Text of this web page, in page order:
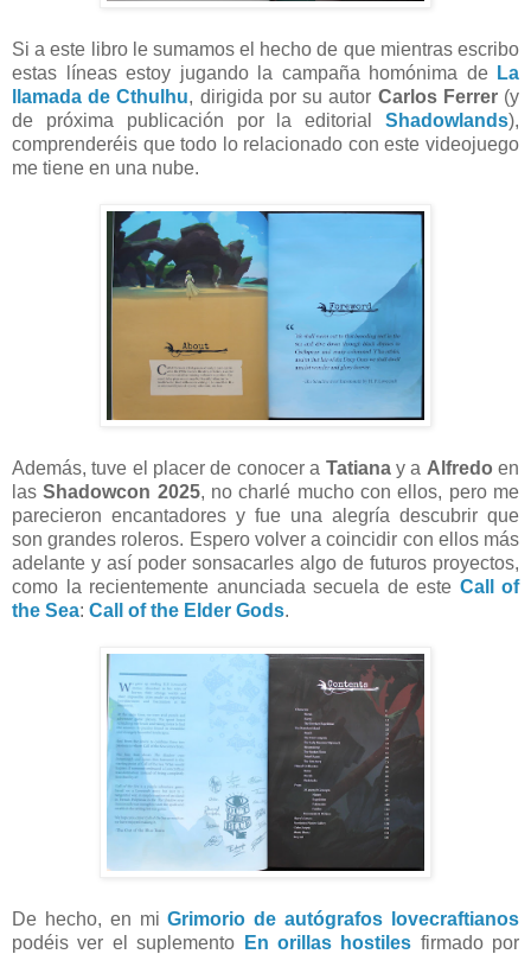
Si a este libro le sumamos el hecho de que mientras escribo
estas líneas estoy jugando la campaña homónima de La
llamada de Cthulhu, dirigida por su autor Carlos Ferrer(y
de próxima publicación por la editorial Shadowlands),
comprenderéis que todo lo relacionado con este videojuego
me tiene en una nube.
Además, tuve el placer de conocer a Tatianay a Alfredo en
lasShadowcon 2025, no charlé mucho con ellos, pero me
parecieron encantadores y fue una alegría descubrir que
son grandes roleros. Espero volver a coincidir con ellos más
adelante y así poder sonsacarles algo de futuros proyectos,
como la recientemente anunciada secuela de este Call of
the Sea: Call of the Elder Gods.
De hecho, en miGrimorio de autógrafos lovecraftianos
podéis ver el suplemento
En orillas hostiles firmado por